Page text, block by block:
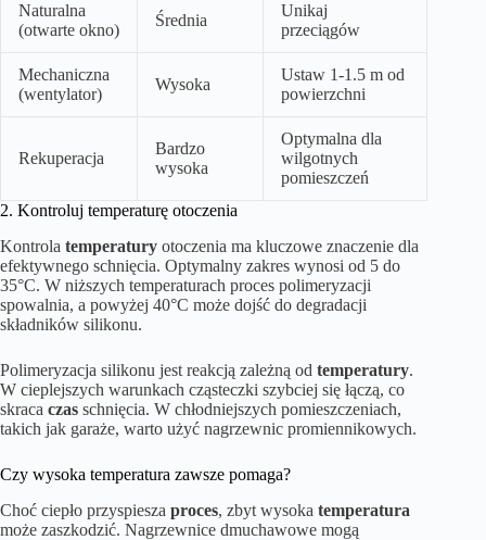
Naturalna
(otwarte okno)
Średnia
Unikaj
przeciągów
Mechaniczna
(wentylator)
Wysoka
Ustaw 1-1.5 m od
powierzchni
Rekuperacja
Bardzo
wysoka
Optymalna dla
wilgotnych
pomieszczeń
2. Kontroluj temperaturę otoczenia
Kontrola temperatury otoczenia ma kluczowe znaczenie dla
efektywnego schnięcia. Optymalny zakres wynosi od 5 do
35°C. W niższych temperaturach proces polimeryzacji
spowalnia, a powyżej 40°C może dojść do degradacji
składników silikonu.
Polimeryzacja silikonu jest reakcją zależną od temperatury.
W cieplejszych warunkach cząsteczki szybciej się łączą, co
skraca czas schnięcia. W chłodniejszych pomieszczeniach,
takich jak garaże, warto użyć nagrzewnic promiennikowych.
Czy wysoka temperatura zawsze pomaga?
Choć ciepło przyspiesza proces, zbyt wysoka temperatura
może zaszkodzić. Nagrzewnice dmuchawowe mogą